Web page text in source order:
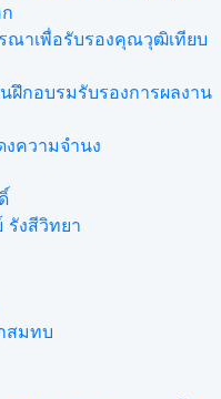
ณาเพื่อรับรองคุณวุฒิเทียบ
ฝึกอบรมรับรองการผลงาน
ความจำนง
รังสีวิทยา
สมทบ